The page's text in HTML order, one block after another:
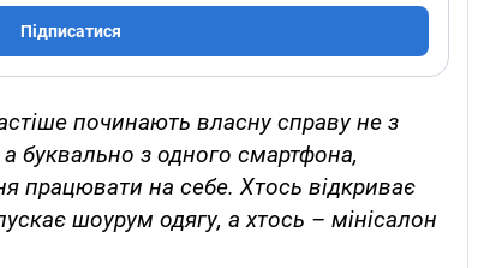
Підписатися
починають власну справу не з
буквально з одного смартфона,
працювати на себе. Хтось відкриває
шоурум одягу, а хтось – мінісалон